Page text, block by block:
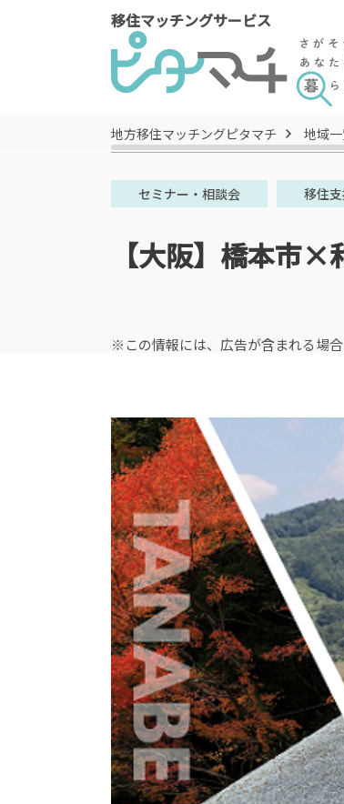
移住マッチングサービス
地方移住マッチングピタマチ 地域
セミナー・相談会 移住
【大阪】橋本市
※この情報には、広告が含まれる場合